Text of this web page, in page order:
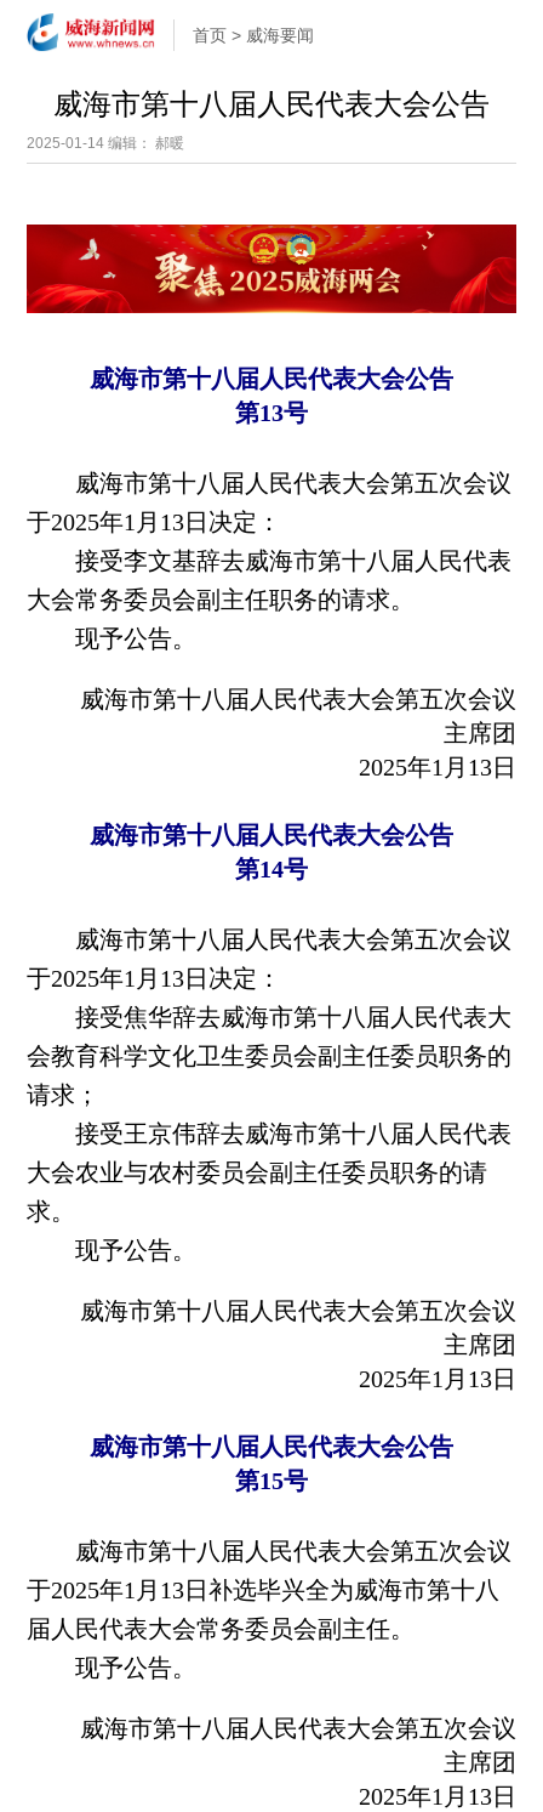
首页 > 威海要闻
威海市第十八届人民代表大会公告
2025-01-14编辑： 郝暖
威海市第十八届人民代表大会公告
第13号
威海市第十八届人民代表大会第五次会议
于2025年1月13日决定：
接受李文基辞去威海市第十八届人民代表
大会常务委员会副主任职务的请求。
现予公告。
威海市第十八届人民代表大会第五次会议
主席团
2025年1月13日
威海市第十八届人民代表大会公告
第14号
威海市第十八届人民代表大会第五次会议
于2025年1月13日决定：
接受焦华辞去威海市第十八届人民代表大
会教育科学文化卫生委员会副主任委员职务的
请求；
接受王京伟辞去威海市第十八届人民代表
大会农业与农村委员会副主任委员职务的请
求。
现予公告。
威海市第十八届人民代表大会第五次会议
主席团
2025年1月13日
威海市第十八届人民代表大会公告
第15号
威海市第十八届人民代表大会第五次会议
于2025年1月13日补选毕兴全为威海市第十八
届人民代表大会常务委员会副主任。
现予公告。
威海市第十八届人民代表大会第五次会议
主席团
2025年1月13日